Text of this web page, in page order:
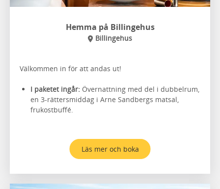
Hemma på Billingehus
Billingehus
Välkommen in för att andas ut!
I paketet ingår: Övernattning med del i dubbelrum,
en 3-rättersmiddag i Arne Sandbergs matsal,
frukostbuffé.
Läs mer och boka